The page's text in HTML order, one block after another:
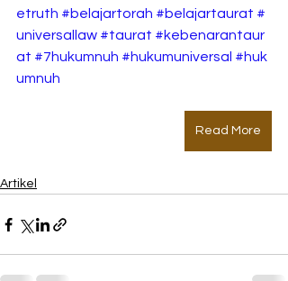
etruth #belajartorah #belajartaurat #
universallaw #taurat #kebenarantaur
at #7hukumnuh #hukumuniversal #huk
umnuh
Read More
Artikel